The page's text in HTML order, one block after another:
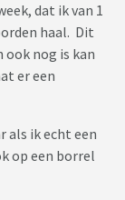
dat ik van 1
haal. Dit
ook nog is kan
er een
als ik echt een
op een borrel